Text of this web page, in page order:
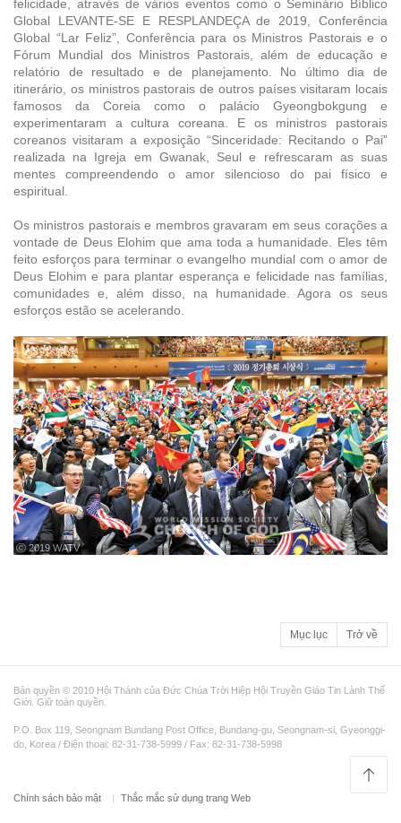
felicidade, através de vários eventos como o Seminário Bíblico
Global LEVANTE-SE E RESPLANDEÇA de 2019, Conferência
Global “Lar Feliz”, Conferência para os Ministros Pastorais e o
Fórum Mundial dos Ministros Pastorais, além de educação e
relatório de resultado e de planejamento. No último dia de
itinerário, os ministros pastorais de outros países visitaram locais
famosos da Coreia como o palácio Gyeongbokgung e
experimentaram a cultura coreana. E os ministros pastorais
coreanos visitaram a exposição “Sinceridade: Recitando o Pai”
realizada na Igreja em Gwanak, Seul e refrescaram as suas
mentes compreendendo o amor silencioso do pai físico e
espiritual.
Os ministros pastorais e membros gravaram em seus corações a
vontade de Deus Elohim que ama toda a humanidade. Eles têm
feito esforços para terminar o evangelho mundial com o amor de
Deus Elohim e para plantar esperança e felicidade nas famílias,
comunidades e, além disso, na humanidade. Agora os seus
esforços estão se acelerando.
ⓒ 2019 WATV
Mục lục Trở về
Bản quyền © 2010 Hội Thánh của Đức Chúa Trời Hiệp Hội Truyền Giáo Tin Lành Thế
Giới. Giữ toàn quyền.
P.O. Box 119, Seongnam Bundang Post Office, Bundang-gu, Seongnam-si, Gyeonggi-
do, Korea / Điện thoại: 82-31-738-5999 / Fax: 82-31-738-5998
Chính sách bảo mật Thắc mắc sử dụng trang Web